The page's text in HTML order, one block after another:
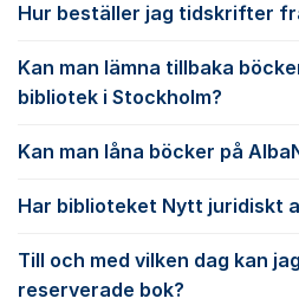
Hur beställer jag tidskrifter
Kan man lämna tillbaka
bibliotek i Stockholm?
Kan man låna böcker på
Har biblioteket Nytt juridiskt
Till och med vilken dag kan
reserverade bok?